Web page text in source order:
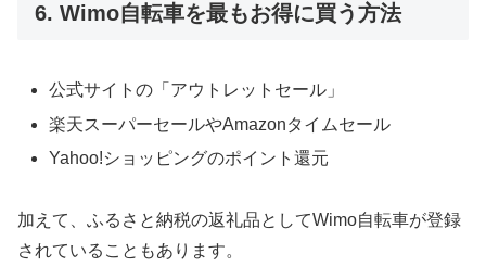
6. Wimo自転車を最もお得に買う方法
公式サイトの「アウトレットセール」
楽天スーパーセールやAmazonタイムセール
Yahoo!ショッピングのポイント還元
加えて、ふるさと納税の返礼品としてWimo自転車が登録
されていることもあります。